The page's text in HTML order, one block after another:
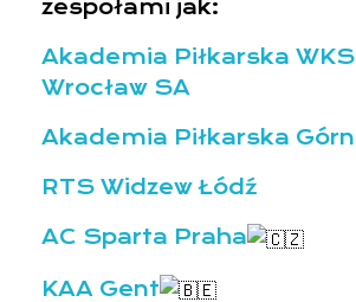
zespołami jak:
Akademia Piłkarska
Wrocław SA
Akademia Piłkarska
RTS Widzew Łódź
AC Sparta Praha
KAA Gent